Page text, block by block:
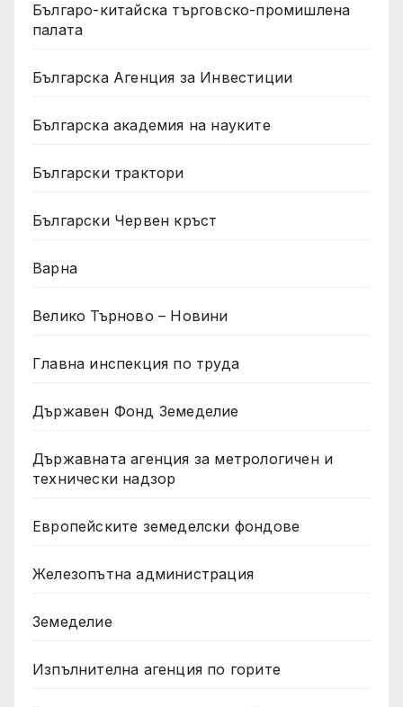
Българо-китайска търговско-промишлена
палата
Българска Агенция за Инвестиции
Българска академия на науките
Български трактори
Български Червен кръст
Варна
Велико Търново – Новини
Главна инспекция по труда
Държавен Фонд Земеделие
Държавната агенция за метрологичен и
технически надзор
Европейските земеделски фондове
Железопътна администрация
Земеделие
Изпълнителна агенция по горите